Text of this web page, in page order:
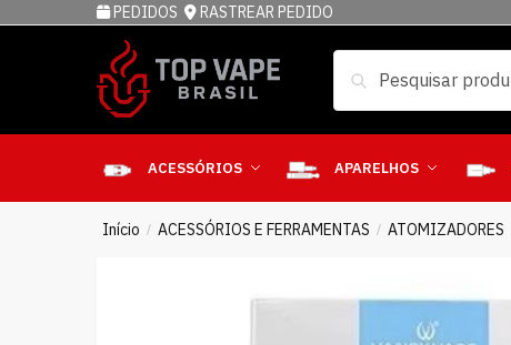
PEDIDOS RASTREAR PEDIDO
ACESSÓRIOS APARELHOS
Início / ACESSÓRIOS E FERRAMENTAS / ATOMIZADORES